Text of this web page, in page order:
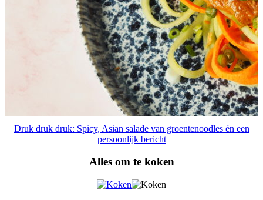
Druk druk druk: Spicy, Asian salade van groentenoodles én een
persoonlijk bericht
Alles om te koken